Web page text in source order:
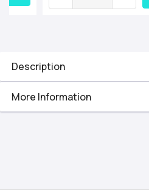
Description
More Information